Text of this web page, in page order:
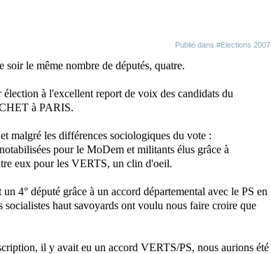
Publié dans #Elections 2007
le même nombre de députés, quatre.
à l'excellent report de voix des candidats du
à PARIS.
malgré les différences sociologiques du vote :
pour le MoDem et militants élus grâce à
eux pour les VERTS, un clin d'oeil.
4° député grâce à un accord départemental avec le PS en
haut savoyards ont voulu nous faire croire que
il y avait eu un accord VERTS/PS, nous aurions été